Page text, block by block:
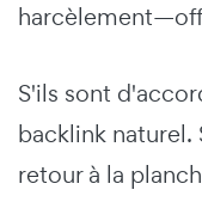
S'ils sont
backlink naturel.
retour à la